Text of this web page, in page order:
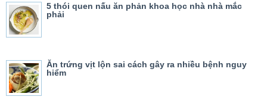
5 thói quen nấu ăn phản khoa học nhà nhà mắc
phải
Ăn trứng vịt lộn sai cách gây ra nhiều bệnh nguy
hiểm